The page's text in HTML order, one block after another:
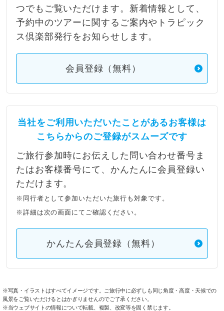
つでもご覧いただけます。新着情報として、
予約中のツアーに関するご案内やトラピック
ス倶楽部発行をお知らせします。
会員登録（無料）
当社をご利用いただいたことがあるお客様は
こちらからのご登録がスムーズです
ご旅行参加時にお伝えした問い合わせ番号ま
たはお客様番号にて、かんたんに会員登録い
ただけます。
※同行者として参加いただいた旅行も対象です。
※詳細は次の画面にてご確認ください。
かんたん会員登録（無料）
※写真・イラストはすべてイメージです。ご旅行中に必ずしも同じ角度・高度・天候での
風景をご覧いただけるとはかぎりませんのでご了承ください。
※当ウェブサイトの情報について転載、複製、改変等を固く禁じます。